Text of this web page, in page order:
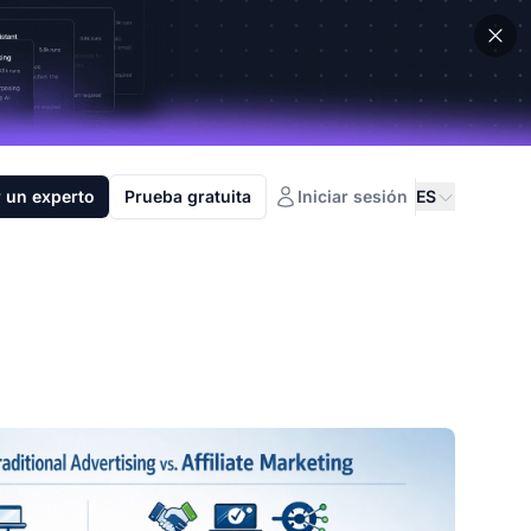
un experto Prueba gratuita Iniciar sesión ES